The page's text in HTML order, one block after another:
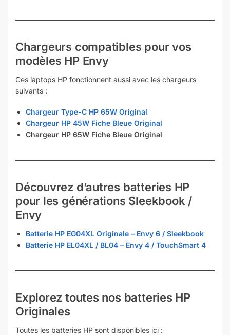
Chargeurs compatibles pour vos
modèles HP Envy
Ces laptops HP fonctionnent aussi avec les chargeurs
suivants :
Chargeur Type-C HP 65W Original
Chargeur HP 45W Fiche Bleue Original
Chargeur HP 65W Fiche Bleue Original
Découvrez d’autres batteries HP
pour les générations Sleekbook /
Envy
Batterie HP EG04XL Originale – Envy 6 / Sleekbook
Batterie HP EL04XL / BL04 – Envy 4 / TouchSmart 4
Explorez toutes nos batteries HP
Originales
Toutes les batteries HP sont disponibles ici :